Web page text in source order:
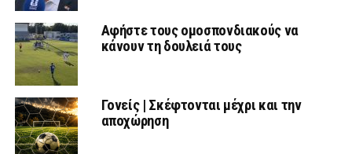
Αφήστε τους ομοσπονδιακούς να
κάνουν τη δουλειά τους
Γονείς | Σκέφτονται μέχρι και την
αποχώρηση